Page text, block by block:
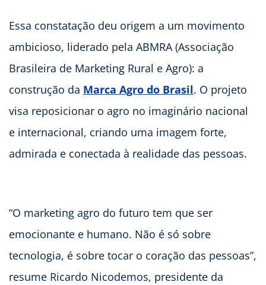
Essa constatação deu origem a um movimento
ambicioso, liderado pela ABMRA (Associação
Brasileira de Marketing Rural e Agro): a
construção da Marca Agro do Brasil. O projeto
visa reposicionar o agro no imaginário nacional
e internacional, criando uma imagem forte,
admirada e conectada à realidade das pessoas.
“O marketing agro do futuro tem que ser
emocionante e humano. Não é só sobre
tecnologia, é sobre tocar o coração das pessoas”,
resume Ricardo Nicodemos, presidente da